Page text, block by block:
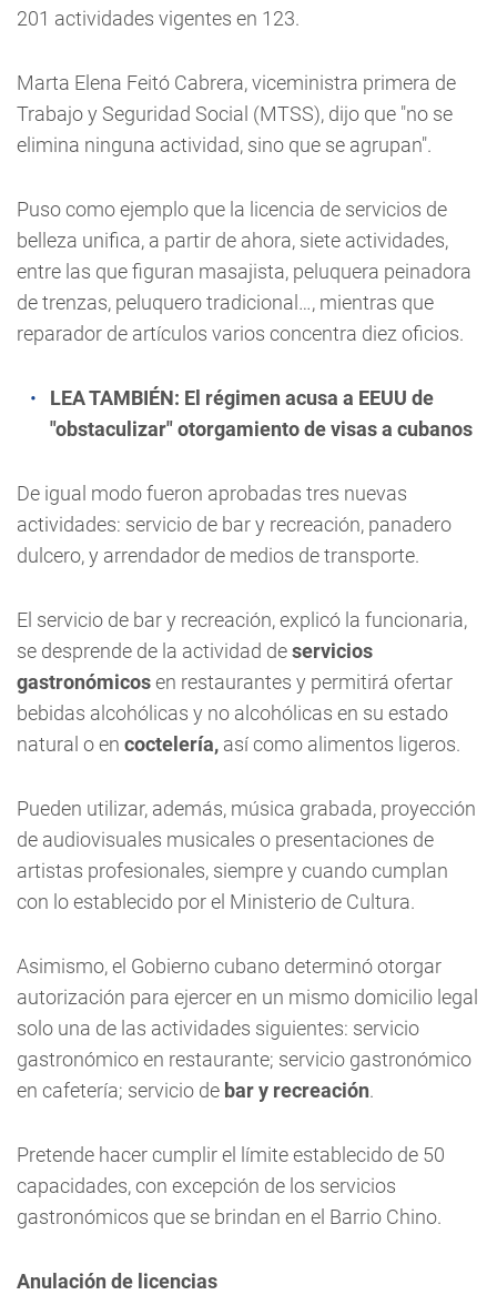
201 actividades vigentes en 123.
Marta Elena Feitó Cabrera, viceministra primera de
Trabajo y Seguridad Social (MTSS), dijo que "no se
elimina ninguna actividad, sino que se agrupan".
Puso como ejemplo que la licencia de servicios de
belleza unifica, a partir de ahora, siete actividades,
entre las que figuran masajista, peluquera peinadora
de trenzas, peluquero tradicional…, mientras que
reparador de artículos varios concentra diez oficios.
LEA TAMBIÉN: El régimen acusa a EEUU de
"obstaculizar" otorgamiento de visas a cubanos
De igual modo fueron aprobadas tres nuevas
actividades: servicio de bar y recreación, panadero
dulcero, y arrendador de medios de transporte.
El servicio de bar y recreación, explicó la funcionaria,
se desprende de la actividad deservicios
gastronómicosen restaurantes y permitirá ofertar
bebidas alcohólicas y no alcohólicas en su estado
natural o en coctelería, así como alimentos ligeros.
Pueden utilizar, además, música grabada, proyección
de audiovisuales musicales o presentaciones de
artistas profesionales, siempre y cuando cumplan
con lo establecido por el Ministerio de Cultura.
Asimismo, el Gobierno cubano determinó otorgar
autorización para ejercer en un mismo domicilio legal
solo una de las actividades siguientes: servicio
gastronómico en restaurante; servicio gastronómico
en cafetería; servicio de bar y recreación.
Pretende hacer cumplir el límite establecido de 50
capacidades, con excepción de los servicios
gastronómicos que se brindan en el Barrio Chino.
Anulación de licencias